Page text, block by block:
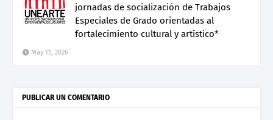
jornadas de socialización de Trabajos
Especiales de Grado orientadas al
fortalecimiento cultural y artístico*
May 11, 2026
PUBLICAR UN COMENTARIO